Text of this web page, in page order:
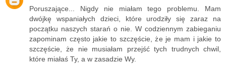
Poruszające... Nigdy nie miałam tego problemu. Mam
dwójkę wspaniałych dzieci, które urodziły się zaraz na
początku naszych starań o nie. W codziennym zabieganiu
zapominam często jakie to szczęście, że je mam i jakie to
szczęście, że nie musiałam przejść tych trudnych chwil,
które miałaś Ty, a w zasadzie Wy.